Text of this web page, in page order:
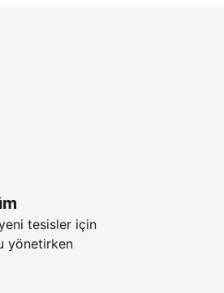
tesisler için
yönetirken